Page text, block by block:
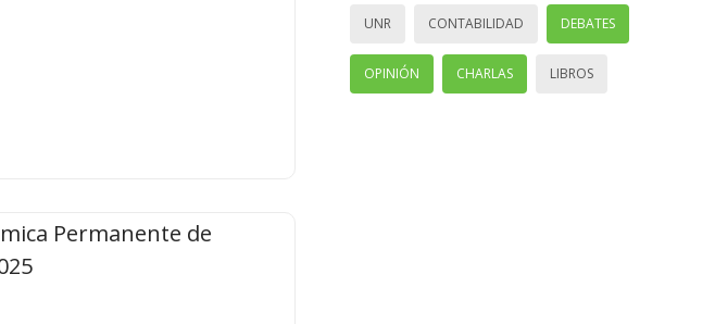
Permanente de
UNR CONTABILIDAD DEBATES
OPINIÓN CHARLAS LIBROS